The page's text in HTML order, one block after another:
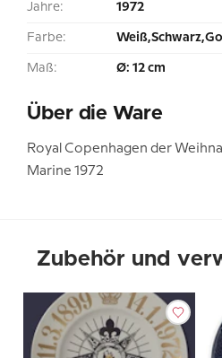
Jahre: 1972
Farbe:
Maß: Ø: 12 cm
Über die Ware
Royal Copenhagen der
Marine 1972
Zubehör und